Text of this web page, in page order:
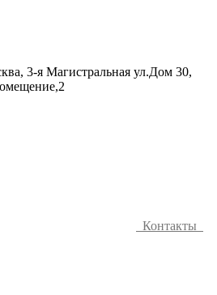
3-я Магистральная ул.Дом 30,
Контакты